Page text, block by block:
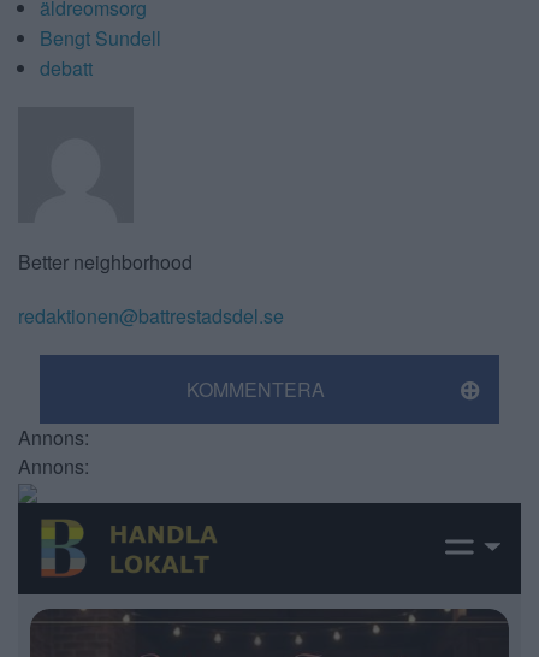
äldreomsorg
Bengt Sundell
debatt
Better neighborhood
redaktionen@battrestadsdel.se
KOMMENTERA
Annons:
Annons: